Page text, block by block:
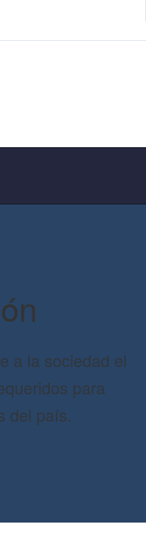
a la sociedad el
para
del país.